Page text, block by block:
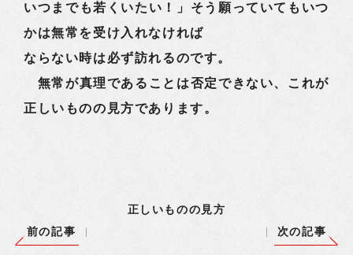
いつまでも若くいたい！」そう願っていてもいつ
かは無常を受け入れなければ
ならない時は必ず訪れるのです。
無常が真理であることは否定できない、これが
正しいものの見方であります。
正しいものの見方
前の記事
次の記事